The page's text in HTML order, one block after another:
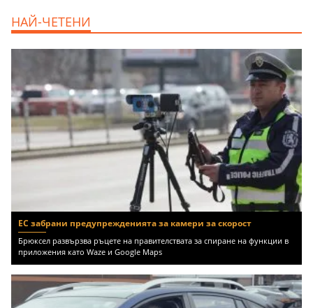
НАЙ-ЧЕТЕНИ
ЕС забрани предупрежденията за камери за скорост
Брюксел развързва ръцете на правителствата за спиране на функции в
приложения като Waze и Google Maps